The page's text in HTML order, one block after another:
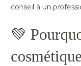
conseil à un
💚